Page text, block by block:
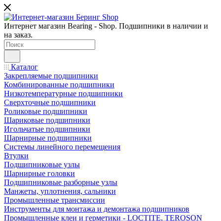
Интернет магазин Bearing - Shop. Подшипники в наличии и
на заказ.
Каталог
Закрепляемые подшипники
Комбинированные подшипники
Низкотемпературные подшипники
Сверхточные подшипники
Роликовые подшипники
Шариковые подшипники
Игольчатые подшипники
Шарнирные подшипники
Системы линейного перемещения
Втулки
Подшипниковые узлы
Шарнирные головки
Подшипниковые разборные узлы
Манжеты, уплотнения, сальники
Промышленные трансмиссии
Инструменты для монтажа и демонтажа подшипников
Промышленные клеи и герметики - LOCTITE, TEROSON